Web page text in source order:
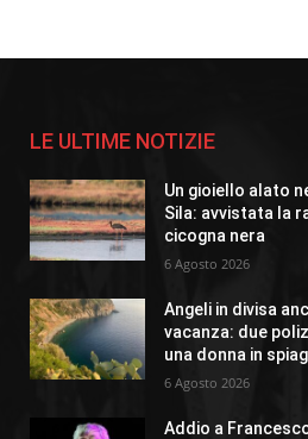
LE ULTIME NOTIZIE
Un gioiello alato
Sila: avvistata la
cicogna nera
6 Agosto 2026
Angeli in divisa
vacanza: due
una donna in
6 Agosto 2026
Addio a